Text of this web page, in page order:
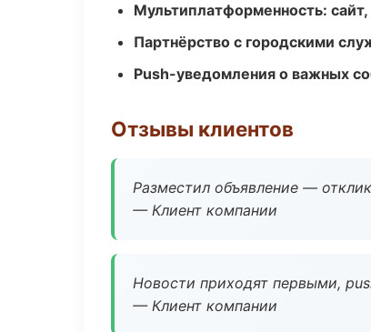
Мультиплатформенность:
Партнёрство с городскими
Push-уведомления о важных
Отзывы клиентов
Разместил объявление —
— Клиент компании
Новости приходят первыми,
— Клиент компании